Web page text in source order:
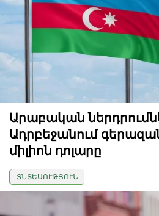
Արաբական
Ադրբեջանում
միլիոն դոլարը
ՏՆՏԵՍՈՒԹՅՈՒՆ